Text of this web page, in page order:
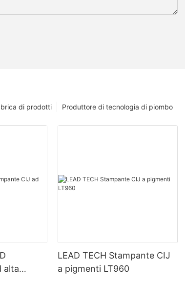
Produttore di tecnologia di piombo
di prodotti
alta
LEAD TECH Stampante CIJ
a pigmenti LT960